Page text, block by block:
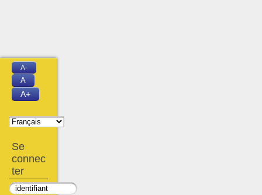
A-
A
A+
Se
connec
ter